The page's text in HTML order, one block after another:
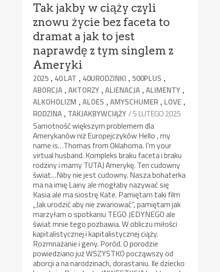
Tak jakby w ciąży czyli
znowu życie bez faceta to
dramat a jak to jest
naprawdę z tym singlem z
Ameryki
2025 , 40 LAT , 40URODZINKI ,500PLUS ,
ABORCJA ,AKTORZY ,ALIENACJA ,ALIMENTY ,
ALKOHOLIZM ,ALOES ,AMYSCHUMER , LOVE ,
RODZINA , TAKJAKBYWCIĄŻY/ 5 LUTEGO 2025
Samotność większym problemem dla
Amerykanów niż Europejczyków Hello , my
name is…Thomas from Oklahoma. I’m your
virtual husband. Kompleks braku faceta i braku
rodziny i mamy TUTAJ Amerykę. Ten cudowny
świat…Niby nie jest cudowny. Nasza bohaterka
ma na imię Lainy ale mogłaby nazywać się
Kasia ale ma siostrę Kate. Pamiętam taki film
„Jak urodzić aby nie zwariować”, pamiętam jak
marzyłam o spotkaniu TEGO JEDYNEGO ale
świat mnie tego pozbawia. W obliczu miłości
kapitalistycznej i kapitalistycznej ciąży.
Rozmnażanie i geny. Poród. O porodzie
powiedziano już WSZYSTKO począwszy od
aborcji a na narodzinach, dorastaniu. Ile dziecko